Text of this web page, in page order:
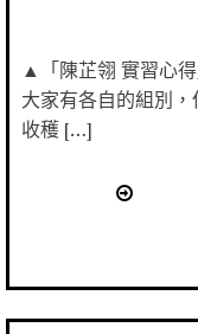
▲「陳芷翎 實習心
大家有各自的組別
收穫 […]